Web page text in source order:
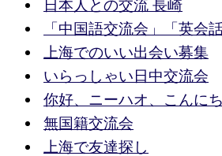
日本人との交流 長崎
「中国語交流会」「英会
上海でのいい出会い募集
いらっしゃい日中交流会
你好、ニーハオ、こんにち
無国籍交流会
上海で友達探し